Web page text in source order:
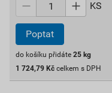
KS
Poptat
do košíku přidáte 25 kg
1 724,79 Kč celkem s DPH